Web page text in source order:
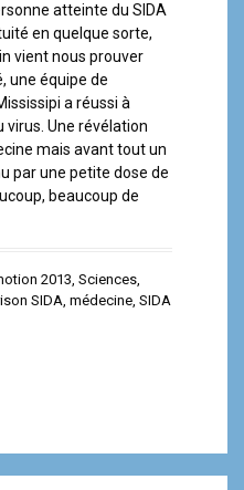
atteinte du SIDA
en quelque sorte,
vient nous prouver
une équipe de
a réussi à
Une révélation
mais avant tout un
par une petite dose de
beaucoup de
2013, Sciences,
SIDA, médecine, SIDA